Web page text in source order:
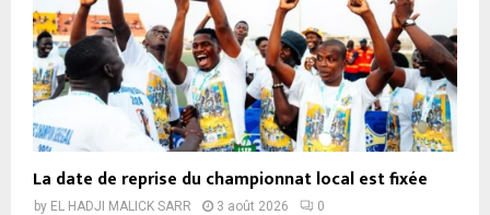
La date de reprise du championnat local est fixée
by EL HADJI MALICK SARR 3 août 2026 0